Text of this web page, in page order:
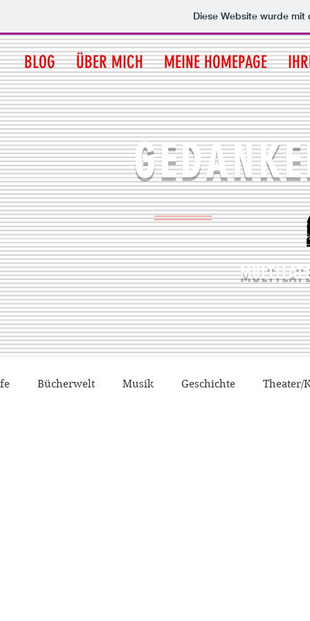
Diese Website wurde
BLOG ÜBER MICH MEINE HOMEPAGE
Bücherwelt Musik Geschichte Theater/